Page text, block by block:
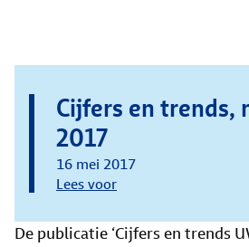
Cijfers en trends,
2017
16 mei 2017
Lees voor
De publicatie ‘Cijfers en trends